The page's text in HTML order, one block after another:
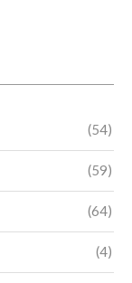
(54)
(59)
(64)
(4)